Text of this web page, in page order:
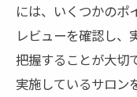
には、いくつかのポ
レビューを確認し、
把握することが大切
実施しているサロン